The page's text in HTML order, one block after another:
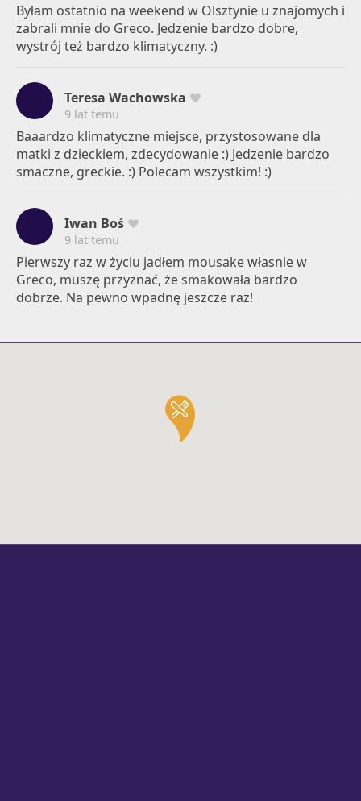
Byłam ostatnio na weekend w Olsztynie u znajomych i
zabrali mnie do Greco. Jedzenie bardzo dobre,
wystrój też bardzo klimatyczny. :)
Teresa Wachowska
9 lat temu
Baaardzo klimatyczne miejsce, przystosowane dla
matki z dzieckiem, zdecydowanie :) Jedzenie bardzo
smaczne, greckie. :) Polecam wszystkim! :)
Iwan Boś
9 lat temu
Pierwszy raz w życiu jadłem mousake własnie w
Greco, muszę przyznać, że smakowała bardzo
dobrze. Na pewno wpadnę jeszcze raz!